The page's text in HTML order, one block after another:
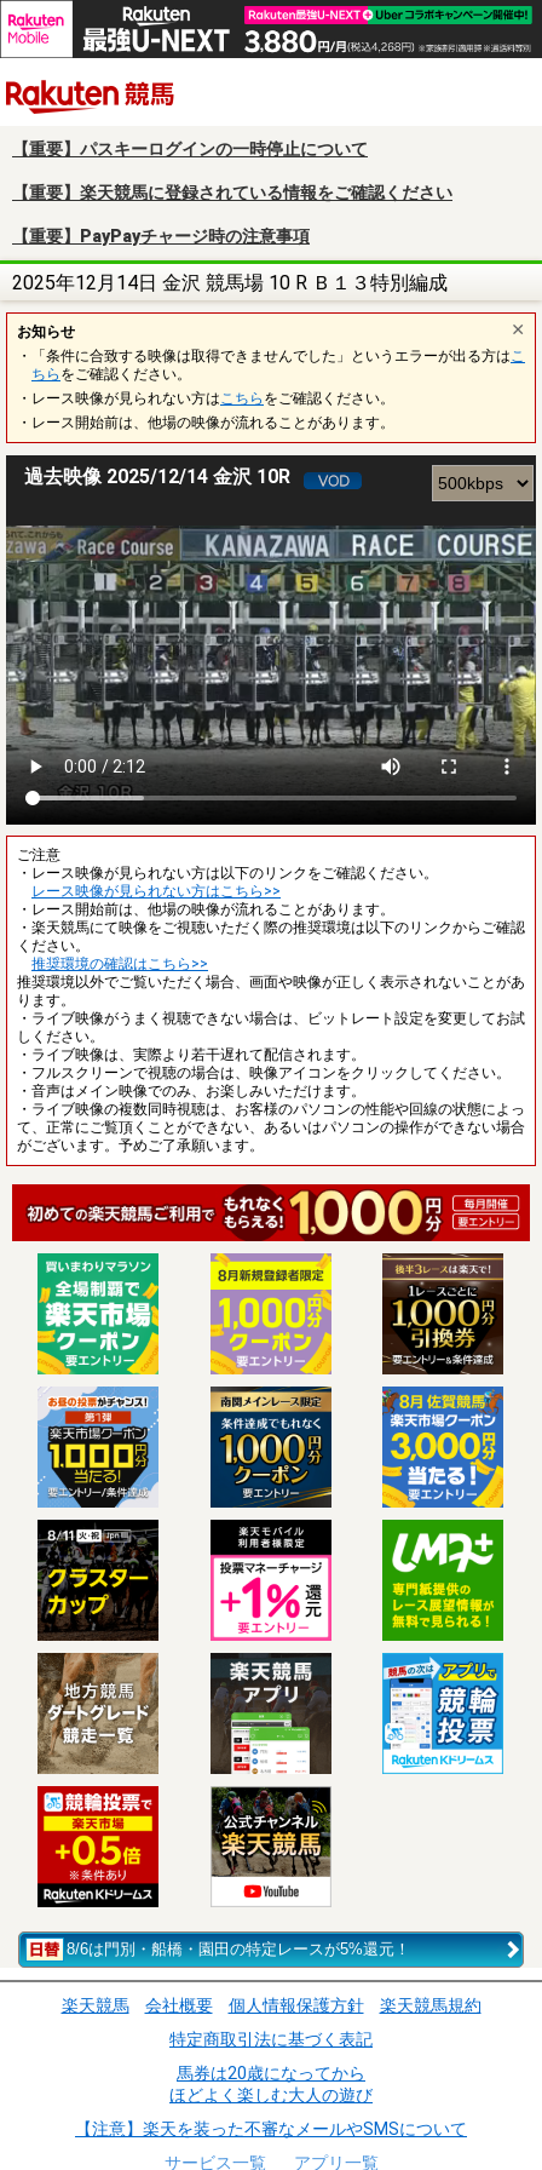
【重要】パスキーログインの一時停止について
【重要】楽天競馬に登録されている情報をご確認ください
【重要】PayPayチャージ時の注意事項
2025年12月14日 金沢 競馬場 10 R Ｂ１３特別編成
お知らせ
・「条件に合致する映像は取得できませんでした」というエラーが出る方は こ
ちら をご確認ください。
・レース映像が見られない方は こちら をご確認ください。
・レース開始前は、他場の映像が流れることがあります。
過去映像 2025/12/14 金沢 10R
ご注意
・レース映像が見られない方は以下のリンクをご確認ください。
レース映像が見られない方はこちら>>
・レース開始前は、他場の映像が流れることがあります。
・楽天競馬にて映像をご視聴いただく際の推奨環境は以下のリンクからご確認
ください。
推奨環境の確認はこちら>>
推奨環境以外でご覧いただく場合、画面や映像が正しく表示されないことがあ
ります。
・ライブ映像がうまく視聴できない場合は、ビットレート設定を変更してお試
しください。
・ライブ映像は、実際より若干遅れて配信されます。
・フルスクリーンで視聴の場合は、映像アイコンをクリックしてください。
・音声はメイン映像でのみ、お楽しみいただけます。
・ライブ映像の複数同時視聴は、お客様のパソコンの性能や回線の状態によっ
て、正常にご覧頂くことができない、あるいはパソコンの操作ができない場合
がございます。予めご了承願います。
8/6は門別・船橋・園田の特定レースが5%還元！
楽天競馬 会社概要 個人情報保護方針
楽天競馬規約
特定商取引法に基づく表記
馬券は20歳になってから
ほどよく楽しむ大人の遊び
【注意】楽天を装った不審なメールやSMSについて
サービス一覧
アプリ一覧